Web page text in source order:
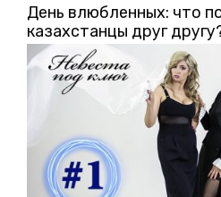
День влюбленных: что
казахстанцы друг